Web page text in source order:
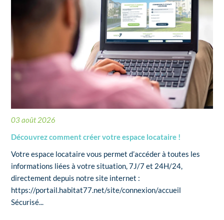
03 août 2026
Découvrez comment créer votre espace locataire !
Votre espace locataire vous permet d’accéder à toutes les
informations liées à votre situation, 7J/7 et 24H/24,
directement depuis notre site internet :
https://portail.habitat77.net/site/connexion/accueil
Sécurisé...